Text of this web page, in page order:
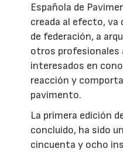
Española de
creada al efecto, va
de federación, a
otros profesionales
interesados en
reacción y
pavimento.
La primera edición
concluido, ha sido
cincuenta y ocho